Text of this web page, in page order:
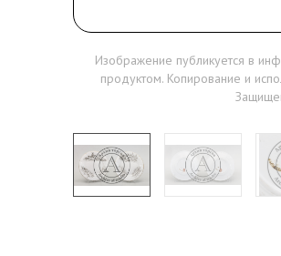
Изображение публикуется в
продуктом. Копирование и